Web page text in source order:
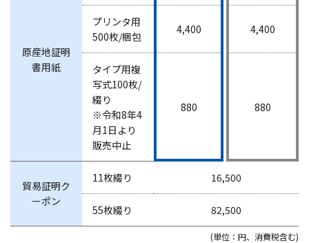
原産地証明
書用紙
プリンタ用
500枚/梱包
4,400 4,400
タイプ用複
写式100枚/
綴り
※令和8年4
月1日より
販売中止
880 880
貿易証明ク
ーポン
11枚綴り 16,500
55枚綴り 82,500
(単位：円、消費税含む)